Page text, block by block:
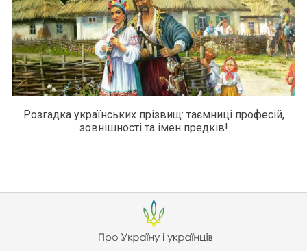
Розгадка українських прізвищ: таємниці професій,
зовнішності та імен предків!